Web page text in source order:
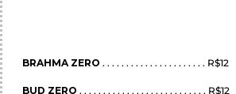
BRAHMA ZERO . . . . . . . . . . . . . . . . . . . . . . R$12
BUD ZERO . . . . . . . . . . . . . . . . . . . . . . . . . . . R$12